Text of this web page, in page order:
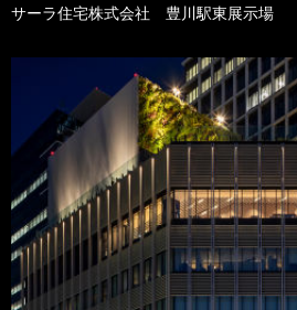
サーラ住宅株式会社 豊川駅東展示場